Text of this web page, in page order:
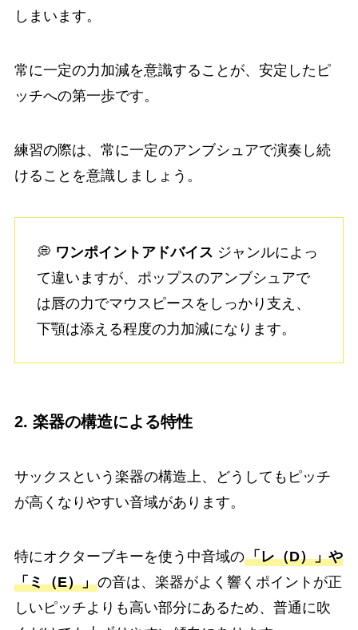
しまいます。
常に一定の力加減を意識することが、安定したピ
ッチへの第一歩です。
練習の際は、常に一定のアンブシュアで演奏し続
けることを意識しましょう。
💭 ワンポイントアドバイス ジャンルによっ
て違いますが、ポップスのアンブシュアで
は唇の力でマウスピースをしっかり支え、
下顎は添える程度の力加減になります。
2. 楽器の構造による特性
サックスという楽器の構造上、どうしてもピッチ
が高くなりやすい音域があります。
特にオクターブキーを使う中音域の「レ（D）」や
「ミ（E）」の音は、楽器がよく響くポイントが正
しいピッチよりも高い部分にあるため、普通に吹